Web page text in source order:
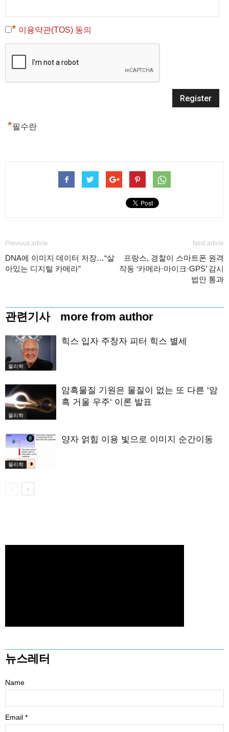
* 이용약관(TOS) 동의
*필수란
Previous article
DNA에 이미지 데이터 저장…“살
아있는 디지털 카메라”
Next article
프랑스, 경찰이 스마트폰 원격
작동 ‘카메라·마이크·GPS’ 감시
법안 통과
관련기사 more from author
물리학
힉스 입자 주창자 피터 힉스 별세
물리학
암흑물질 기원은 물질이 없는 또 다른 ‘암
흑 거울 우주‘ 이론 발표
물리학
양자 얽힘 이용 빛으로 이미지 순간이동
뉴스레터
Name
Email *